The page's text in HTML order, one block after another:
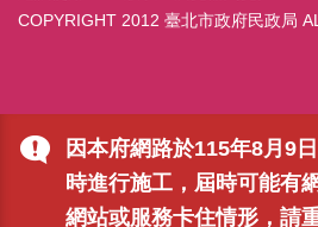
因本府網路於115年8月9
時進行施工，屆時可能有
網站或服務卡住情形，請
COPYRIGHT 2012 臺北市政府民政局